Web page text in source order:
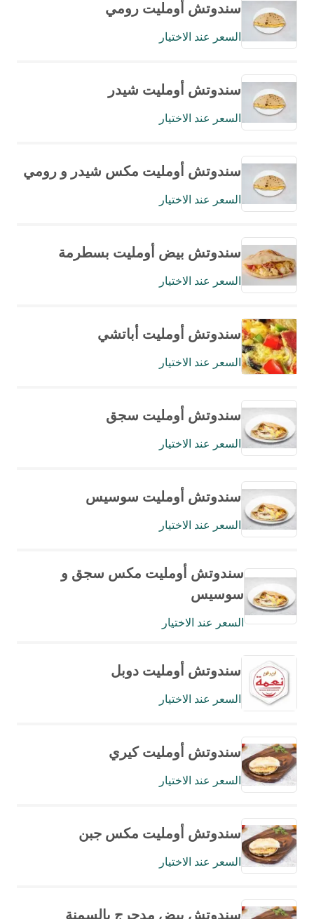
سندوتش أومليت رومي
السعر عند الاختيار
سندوتش أومليت شيدر
السعر عند الاختيار
سندوتش أومليت مكس شيدر و رومي
السعر عند الاختيار
سندوتش بيض أومليت بسطرمة
السعر عند الاختيار
سندوتش أومليت أباتشي
السعر عند الاختيار
سندوتش أومليت سجق
السعر عند الاختيار
سندوتش أومليت سوسيس
السعر عند الاختيار
سندوتش أومليت مكس سجق و
سوسيس
السعر عند الاختيار
سندوتش أومليت دوبل
السعر عند الاختيار
سندوتش أومليت كيري
السعر عند الاختيار
سندوتش أومليت مكس جبن
السعر عند الاختيار
سندوتش بيض مدحرج بالسمنة